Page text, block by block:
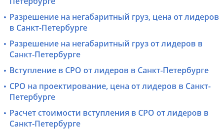
Разрешение на негабаритный груз, цена от лидеров
в Санкт-Петербурге
Разрешение на негабаритный груз от лидеров в
Санкт-Петербурге
Вступление в СРО от лидеров в Санкт-Петербурге
СРО на проектирование, цена от лидеров в Санкт-
Петербурге
Расчет стоимости вступления в СРО от лидеров в
Санкт-Петербурге